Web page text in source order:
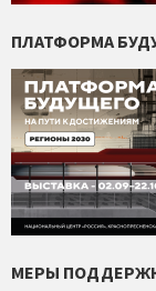
ПЛАТФОРМА
МЕРЫ